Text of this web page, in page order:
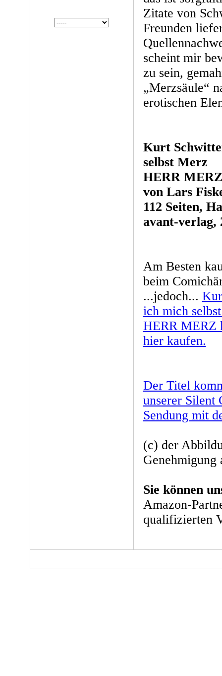
Zitate von
Freunden
scheint mir
zu sein,
„Merzsäule“
erotischen
Kurt
selbst Merz
HERR MERZ
von Lars
112 Seiten,
avant-verlag,
Am Besten
beim
...jedoch...
ich mich
HERR MERZ
hier kaufen.
Der Titel
unserer Silent
Sendung mit
(c) der
Sie können
Amazon-
qualifizierten